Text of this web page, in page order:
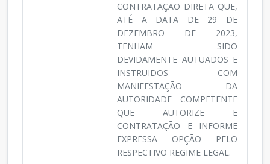
CONTRATAÇÃO DIRETA QUE,
ATÉ A DATA DE 29 DE
DEZEMBRO DE 2023,
TENHAM SIDO
DEVIDAMENTE AUTUADOS E
INSTRUIDOS COM
MANIFESTAÇÃO DA
AUTORIDADE COMPETENTE
QUE AUTORIZE E
CONTRATAÇÃO E INFORME
EXPRESSA OPÇÃO PELO
RESPECTIVO REGIME LEGAL.